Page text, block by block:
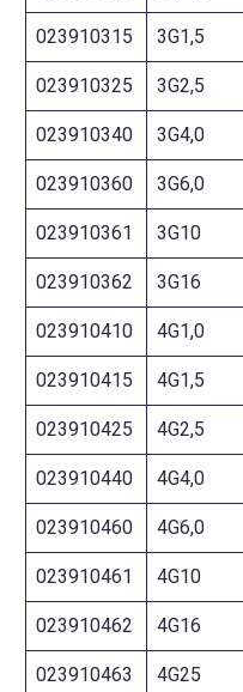
023910315 3G1,5
023910325 3G2,5
023910340 3G4,0
023910360 3G6,0
023910361 3G10
023910362 3G16
023910410 4G1,0
023910415 4G1,5
023910425 4G2,5
023910440 4G4,0
023910460 4G6,0
023910461 4G10
023910462 4G16
023910463 4G25